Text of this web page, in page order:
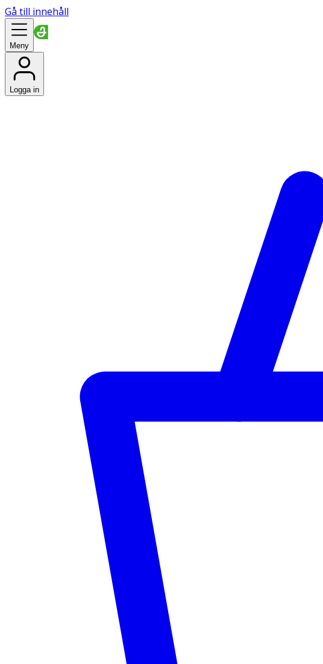
Gå till innehåll
Meny
Logga in